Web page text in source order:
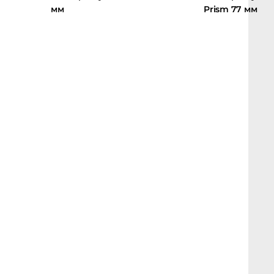
Prism 77 мм